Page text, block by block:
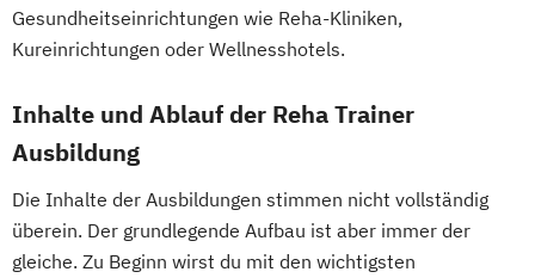
Gesundheitseinrichtungen wie Reha-Kliniken,
Kureinrichtungen oder Wellnesshotels.
Inhalte und Ablauf der Reha Trainer
Ausbildung
Die Inhalte der Ausbildungen stimmen nicht vollständig
überein. Der grundlegende Aufbau ist aber immer der
gleiche. Zu Beginn wirst du mit den wichtigsten